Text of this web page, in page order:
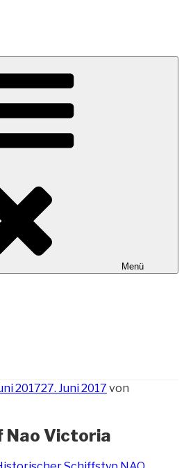
JadeWeserPort/Container
Menü
201727. Juni 2017 von
Nao Victoria